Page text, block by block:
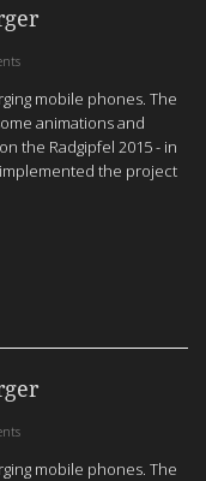
mobile phones. The
animations and
the Radgipfel 2015 - in
the project
mobile phones. The